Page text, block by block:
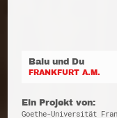
Balu und Du
FRANKFURT A.M.
Ein Projekt von:
Goethe-Universität